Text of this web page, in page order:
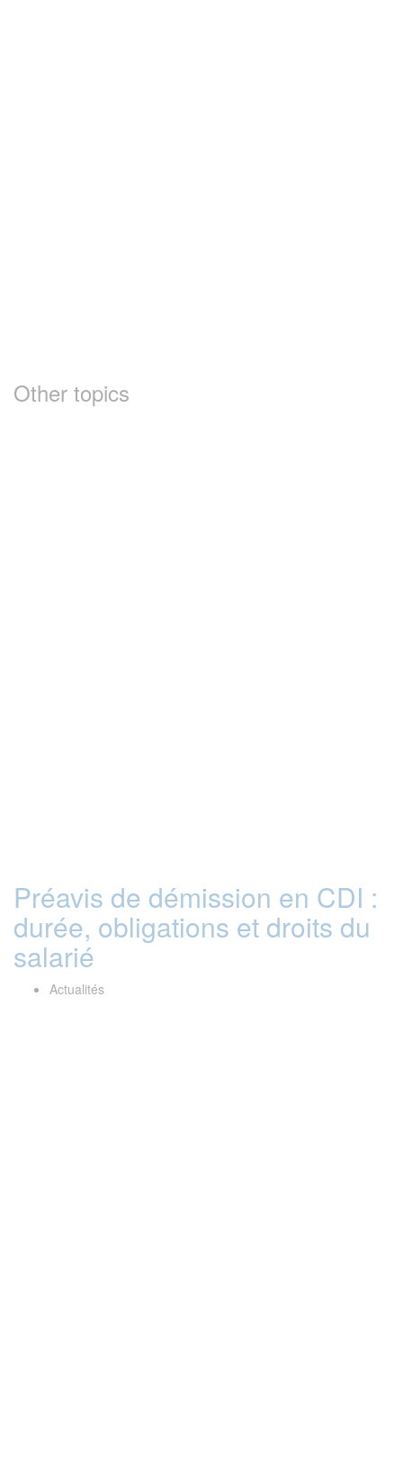
Other topics
Préavis de démission en CDI :
durée, obligations et droits du
salarié
Actualités